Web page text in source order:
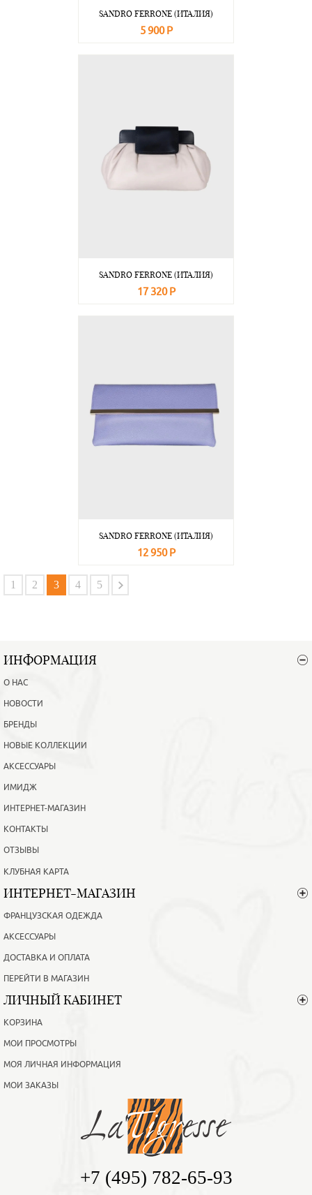
SANDRO FERRONE (ИТАЛИЯ)
5 900 Р
SANDRO FERRONE (ИТАЛИЯ)
17 320 Р
SANDRO FERRONE (ИТАЛИЯ)
12 950 Р
В корзину
1 2 3 4 5
ИНФОРМАЦИЯ
О НАС
НОВОСТИ
БРЕНДЫ
НОВЫЕ КОЛЛЕКЦИИ
АКСЕССУАРЫ
ИМИДЖ
ИНТЕРНЕТ-МАГАЗИН
КОНТАКТЫ
ОТЗЫВЫ
КЛУБНАЯ КАРТА
ИНТЕРНЕТ-МАГАЗИН
ФРАНЦУЗСКАЯ ОДЕЖДА
АКСЕССУАРЫ
ДОСТАВКА И ОПЛАТА
ПЕРЕЙТИ В МАГАЗИН
ЛИЧНЫЙ КАБИНЕТ
КОРЗИНА
МОИ ПРОСМОТРЫ
МОЯ ЛИЧНАЯ ИНФОРМАЦИЯ
МОИ ЗАКАЗЫ
+7 (495) 782-65-93